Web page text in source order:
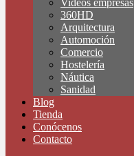
Videos empresas
360HD
Arquitectura
Automoción
Comercio
Hostelería
Náutica
Sanidad
Blog
Tienda
Conócenos
Contacto